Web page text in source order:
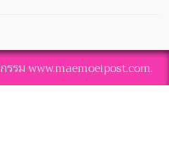
รม www.maemoeipost.com.